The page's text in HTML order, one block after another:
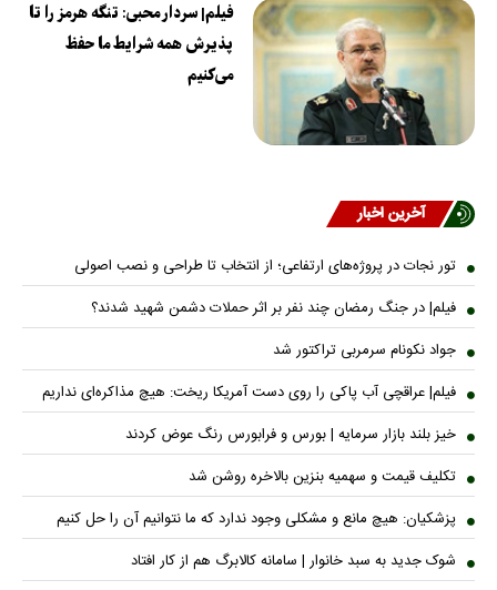
فیلم| سردار محبی: تنگه هرمز را تا
پذیرش همه شرایط ما حفظ
می‌کنیم
آخرین اخبار
تور نجات در پروژه‌های ارتفاعی؛ از انتخاب تا طراحی و نصب اصولی
فیلم| در جنگ رمضان چند نفر بر اثر حملات دشمن شهید شدند؟
جواد نکونام سرمربی تراکتور شد
فیلم| عراقچی آب پاکی را روی دست آمریکا ریخت: هیچ مذاکره‌ای نداریم
خیز بلند بازار سرمایه | بورس و فرابورس رنگ عوض کردند
تکلیف قیمت و سهمیه بنزین بالاخره روشن شد
پزشکیان: هیچ مانع و مشکلی وجود ندارد که ما نتوانیم آن را حل کنیم
شوک جدید به سبد خانوار | سامانه کالابرگ هم از کار افتاد